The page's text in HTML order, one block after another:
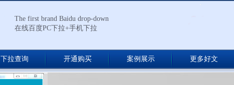
The first brand Baidu drop-down
在线百度PC下拉+手机下拉
下拉查询 开通购买 案例展示 更多好文